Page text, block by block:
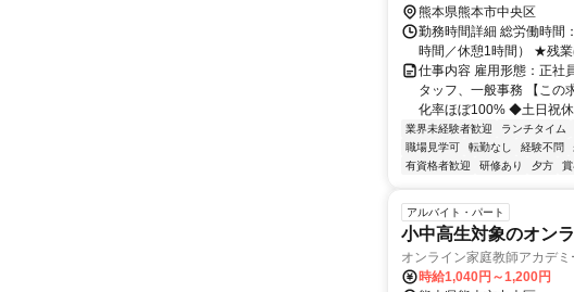
熊本県熊本市中央区
勤務時間詳細 総労働時間
時間／休憩1時間） ★残業
仕事内容 雇用形態：正社
タッフ、一般事務 【こ
化率ほぼ100% ◆土日祝
業界未経験者歓迎 ランチタイム
職場見学可
転勤なし 経験不問
有資格者歓迎
研修あり 夕方 賞
アルバイト・パート
小中高生対象のオン
オンライン家庭教師アカデミ
時給1,040円～1,200円